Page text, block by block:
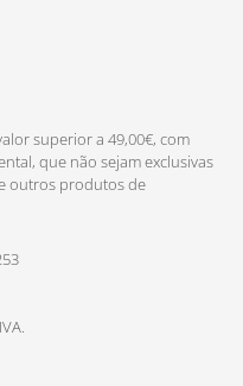
superior a 49,00€, com
que não sejam exclusivas
outros produtos de